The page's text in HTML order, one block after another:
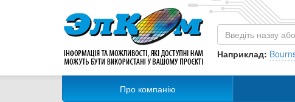
Наприклад:
Про компанію